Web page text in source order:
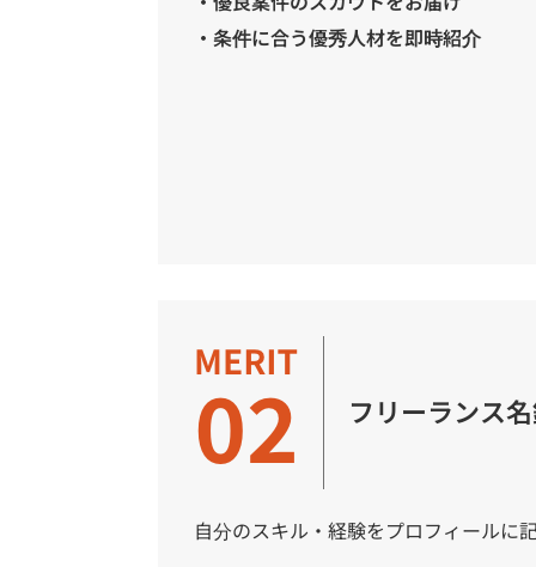
・条件に合う優秀人材を即時紹介
フリーランス
自分のスキル・経験をプロフィールに